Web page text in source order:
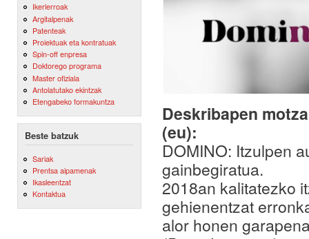
Ikerlerroak
Argitalpenak
Patenteak
Proiektuak eta kontratuak
Spin-off enpresa
Doktorego programa
Master ofiziala
Antolatutako ekintzak
Etengabeko formakuntza
Beste batzuk
Sariak
Prentsa aipamenak
Ikasleentzat
Kontaktua
Deskribapen
(eu):
DOMINO: Itzulpen
gainbegiratua.
2018an kalitatezko
gehienentzat
alor honen